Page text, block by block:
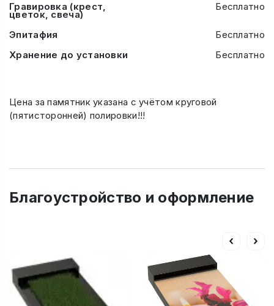
Гравировка (крест,
цветок, свеча)
Бесплатно
Эпитафия
Бесплатно
Хранение до установки
Бесплатно
Цена за памятник указана с учётом круговой
(пятисторонней) полировки!!!
Благоустройство и оформление